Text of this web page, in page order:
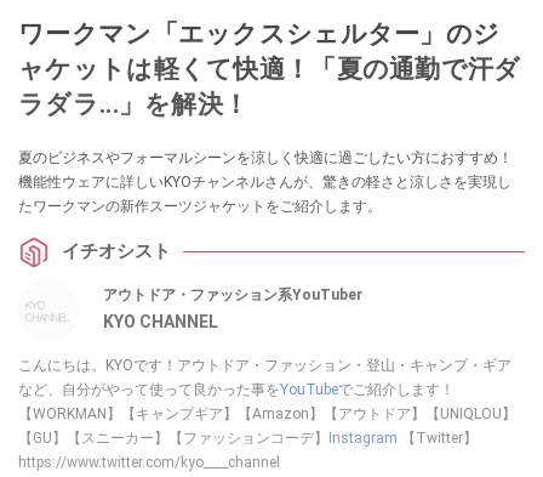
ワークマン「エックスシェルター」のジ
ャケットは軽くて快適！「夏の通勤で汗ダ
ラダラ...」を解決！
夏のビジネスやフォーマルシーンを涼しく快適に過ごしたい方におすすめ！
機能性ウェアに詳しいKYOチャンネルさんが、驚きの軽さと涼しさを実現し
たワークマンの新作スーツジャケットをご紹介します。
イチオシスト
アウトドア・ファッション系YouTuber
KYO CHANNEL
こんにちは。KYOです！アウトドア・ファッション・登山・キャンプ・ギア
など、自分がやって使って良かった事をYouTubeでご紹介します！
【WORKMAN】【キャンプギア】【Amazon】【アウトドア】【UNIQLOU】
【GU】【スニーカー】【ファッションコーデ】
Instagram 【Twitter】
https://www.twitter.com/kyo____channel